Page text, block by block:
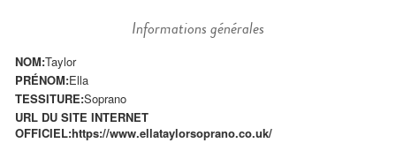
Informations générales
NOM:Taylor
PRÉNOM:Ella
TESSITURE:Soprano
URL DU SITE INTERNET
OFFICIEL:https://www.ellataylorsoprano.co.uk/